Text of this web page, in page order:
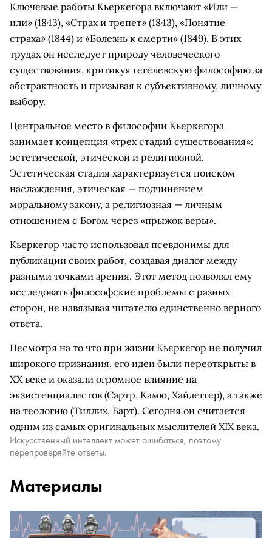
Ключевые работы Кьеркегора включают «Или —
или» (1843), «Страх и трепет» (1843), «Понятие
страха» (1844) и «Болезнь к смерти» (1849). В этих
трудах он исследует природу человеческого
существования, критикуя гегелевскую философию за
абстрактность и призывая к субъективному, личному
выбору.
Центральное место в философии Кьеркегора
занимает концепция «трех стадий существования»:
эстетической, этической и религиозной.
Эстетическая стадия характеризуется поиском
наслаждения, этическая — подчинением
моральному закону, а религиозная — личным
отношением с Богом через «прыжок веры».
Кьеркегор часто использовал псевдонимы для
публикации своих работ, создавая диалог между
разными точками зрения. Этот метод позволял ему
исследовать философские проблемы с разных
сторон, не навязывая читателю единственно верного
ответа.
Несмотря на то что при жизни Кьеркегор не получил
широкого признания, его идеи были переоткрыты в
XX веке и оказали огромное влияние на
экзистенциалистов (Сартр, Камю, Хайдеггер), а также
на теологию (Тиллих, Барт). Сегодня он считается
одним из самых оригинальных мыслителей XIX века.
Искусственный интеллект может ошибаться, поэтому
перепроверяйте ответы.
Материалы